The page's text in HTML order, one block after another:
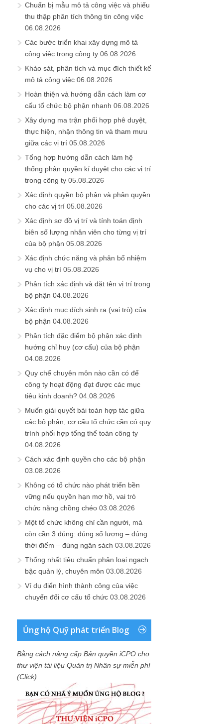
Chuẩn bị mẫu mô tả công việc và phiếu
thu thập phân tích thông tin công việc
06.08.2026
Các bước triển khai xây dựng mô tả
công việc trong công ty 06.08.2026
Khảo sát, phân tích và mục đích thiết kế
mô tả công việc 06.08.2026
Hoàn thiện và hướng dẫn cách làm cơ
cấu tổ chức bộ phận nhanh 06.08.2026
Xây dựng ma trận phối hợp phê duyệt,
thực hiện, nhận thông tin và tham mưu
giữa các vị trí 05.08.2026
Tổng hợp hướng dẫn cách làm hệ
thống phân quyền kí duyệt cho các vị trí
trong công ty 05.08.2026
Xác định quyền bộ phận và phân quyền
cho các vị trí 05.08.2026
Xác định sơ đồ vị trí và tính toán định
biên số lượng nhân viên cho từng vị trí
của bộ phận 05.08.2026
Xác định chức năng và phân bổ nhiệm
vụ cho vị trí 05.08.2026
Phân tích xác định và đặt tên vị trí trong
bộ phận 04.08.2026
Xác định mục đích sinh ra (vai trò) của
bộ phận 04.08.2026
Phân tích đặc điểm bộ phận xác định
hướng chỉ huy (cơ cấu) của bộ phận
04.08.2026
Quy chế chuyên môn nào cần có để
công ty hoạt động đạt được các mục
tiêu kinh doanh? 04.08.2026
Muốn giải quyết bài toán hợp tác giữa
các bộ phận, cơ cấu tổ chức cần có quy
trình phối hợp tổng thể toàn công ty
04.08.2026
Cách xác định quyền cho các bộ phận
03.08.2026
Không có tổ chức nào phát triển bền
vững nếu quyền hạn mơ hồ, vai trò
chức năng chồng chéo 03.08.2026
Một tổ chức không chỉ cần người, mà
còn cần 3 đúng: đúng số lượng – đúng
thời điểm – đúng ngân sách 03.08.2026
Thống nhất tiêu chuẩn phân loại ngạch
bậc quản lý, chuyên môn 03.08.2026
Ví dụ điển hình thành công của việc
chuyển đổi cơ cấu tổ chức 03.08.2026
Ủng hộ Quỹ phát triển Blog
Bằng cách nâng cấp Bản quyền iCPO cho
thư viện tài liệu Quản trị Nhân sự miễn phí
(Click)